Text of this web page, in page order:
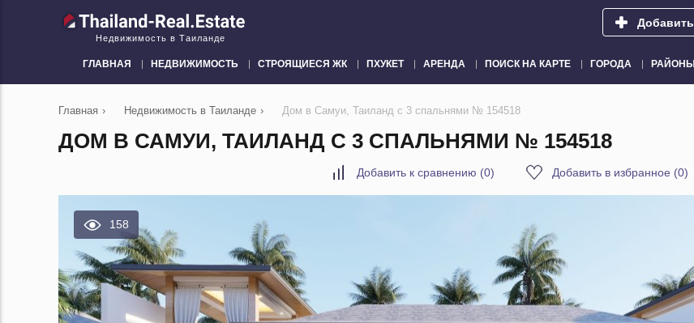
Недвижимость в Таиланде
ГЛАВНАЯ НЕДВИЖИМОСТЬ СТРОЯЩИЕСЯ ЖК ПХУКЕТ АРЕНДА ПОИСК НА КАРТЕ ГОРОДА РАЙОНЫ
Главная › Недвижимость в Таиланде › Дом в Самуи, Таиланд с 3 спальнями № 154518
ДОМ В САМУИ, ТАИЛАНД С 3 СПАЛЬНЯМИ № 154518
Добавить к сравнению (0) Добавить в избранное (0)
158